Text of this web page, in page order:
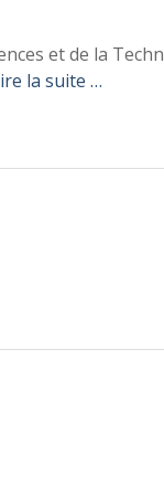
et de la
la suite …